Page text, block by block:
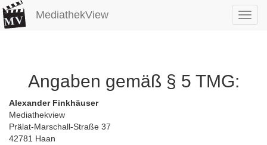
MediathekView
Angaben gemäß § 5 TMG:
Alexander Finkhäuser
Mediathekview
Prälat-Marschall-Straße 37
42781 Haan